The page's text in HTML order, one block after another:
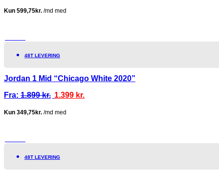
48T LEVERING
Jordan 1 Mid “Chicago White 2020”
Fra: 1.899kr. 1.399 kr.
48T LEVERING